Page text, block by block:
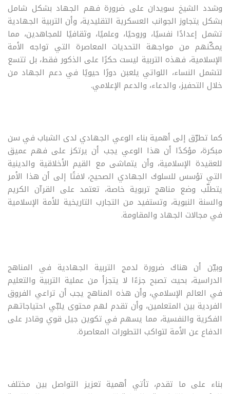
وشدد الشيخ سويدان على ضرورة فهم الجهاد بشكل شامل
بشكل يتجاوز الجوانب العسكرية التقليدية، وأن التربية الجهادية
تشمل إعدادًا نفسيًا، وروحيًا، وعلميًا، وثقافيًا للمجاهدين، مما
يمكّنهم من مواجهة التحديات المعاصرة التي تواجه الأمة
الإسلامية، فهذه التربية ليست حكرًا على الذكور فقط، بل تتسع
لتشمل النساء، اللواتي يلعبن دورًا حيويًا في دعم الجهاد من
خلال التحفيز، والدعاء، والدعم الإعلامي.
كما تطرّق إلى أهمية بناء الوعي الجهادي لدى الشباب في سن
مبكرة، مؤكدًا أن هذا الوعي يجب أن يرتكز على فهم عميق
للعقيدة الإسلامية، وأن يتماشى مع القيم الأخلاقية والدينية
التي تؤسس للسلوك الجهادي الصحيح، لافتًا إلى أن هذا الأمر
يتطلّب وضع مناهج تربوية خاصة، تعتمد على القرآن الكريم
والسنة النبوية، وتستفيد من التجارب التاريخية للأمة الإسلامية
في مجالات الجهاد والمقاومة.
وبيّن أن هناك ضرورة لدمج التربية الجهادية في المناهج
الدراسية، بحيث تصبح جزءًا لا يتجزأ من عملية التربية والتعليم
في العالم الإسلامي، وأن هذه المناهج يجب أن تراعي الفروق
الفردية بين المتعلمين، وأن تقدم لهم محتوى يلبّي احتياجاتهم
الفكرية والنفسية، مما يسهم في تكوين جيل قوي وقادر على
الدفاع عن الأمة لتواكب التطورات المعاصرة.
بناء على ما تقدم، تأتي أهمية تعزيز التواصل بين مختلف